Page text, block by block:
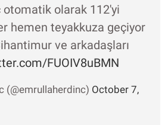
otomatik olarak 112'yi
hemen teyakkuza geçiyor
ve arkadaşları
FUOIV8uBMN
(@emrullaherdinc) October 7,